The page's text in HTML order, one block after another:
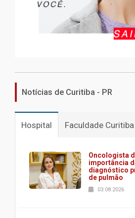
Notícias de Curitiba - PR
Hospital Faculdade Curitiba
Oncologista
importância
diagnóstico
de pulmão
03.08.2026